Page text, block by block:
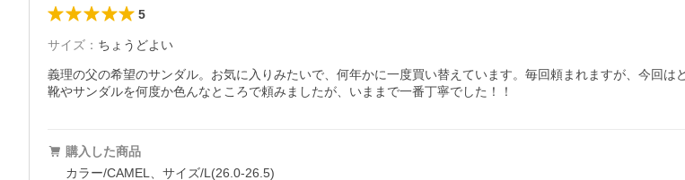
5
サイズ ： ちょうどよい
義理の父の希望のサンダル。お気に入りみたいで、何年かに一度買い替えています。毎回頼まれますが、今回は
靴やサンダルを何度か色んなところで頼みましたが、いままで一番丁寧でした！！
購入した商品
カラー/CAMEL、サイズ/L(26.0-26.5)